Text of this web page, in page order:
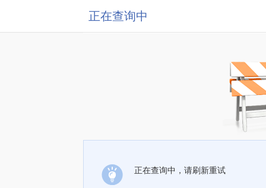
正在查询中
正在查询中，请刷新重试